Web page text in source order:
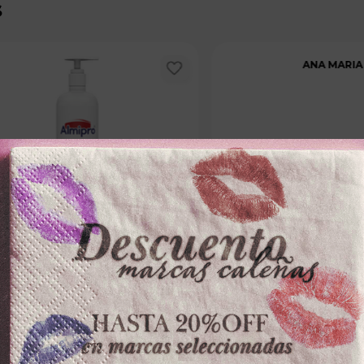
ANA MARIA
BIOSILKx395ml FLORAL
＋
－
100 disponibles
ANA MARIA
JABON CORPORAL
LIQUIDO
$ 24.700 －
100